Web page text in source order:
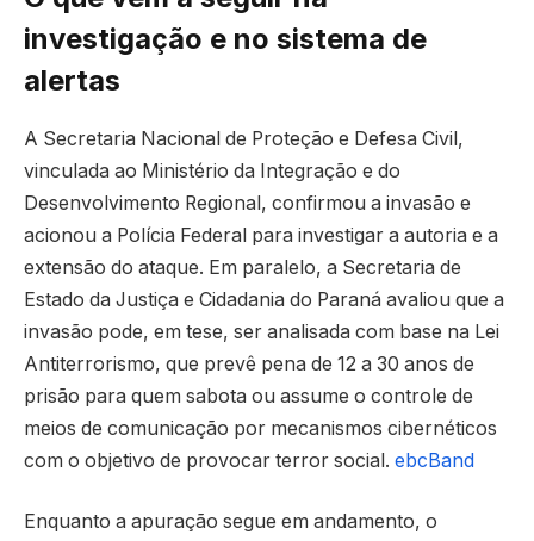
investigação e no sistema de
alertas
A Secretaria Nacional de Proteção e Defesa Civil,
vinculada ao Ministério da Integração e do
Desenvolvimento Regional, confirmou a invasão e
acionou a Polícia Federal para investigar a autoria e a
extensão do ataque. Em paralelo, a Secretaria de
Estado da Justiça e Cidadania do Paraná avaliou que a
invasão pode, em tese, ser analisada com base na Lei
Antiterrorismo, que prevê pena de 12 a 30 anos de
prisão para quem sabota ou assume o controle de
meios de comunicação por mecanismos cibernéticos
com o objetivo de provocar terror social. ebcBand
Enquanto a apuração segue em andamento, o